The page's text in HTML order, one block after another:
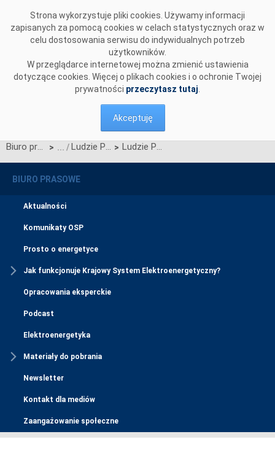
Strona wykorzystuje pliki cookies. Używamy informacji
zapisanych za pomocą cookies w celach statystycznych oraz w
celu dostosowania serwisu do indywidualnych potrzeb
użytkowników.
W przeglądarce internetowej można zmienić ustawienia
dotyczące cookies. Więcej o plikach cookies i o ochronie Twojej
prywatności przeczytasz tutaj
Akceptuję
Biuro prasowe > Ludzie PSE > Ludzie PSE - Magdalena Maksymowicz
BIURO PRASOWE
Aktualności
Komunikaty OSP
Prosto o energetyce
Jak funkcjonuje Krajowy System Elektroenergetyczny?
Opracowania eksperckie
Podcast
Elektroenergetyka
Materiały do pobrania
Newsletter
Kontakt dla mediów
Zaangażowanie społeczne